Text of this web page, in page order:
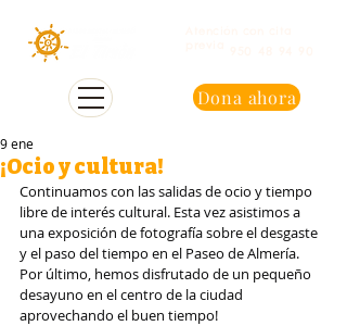
Dona ahora
¡Ocio y cultura!
9 ene
Continuamos con las salidas de ocio y tiempo
libre de interés cultural. Esta vez asistimos a
una exposición de fotografía sobre el desgaste
y el paso del tiempo en el Paseo de Almería.
Por último, hemos disfrutado de un pequeño
desayuno en el centro de la ciudad
aprovechando el buen tiempo!